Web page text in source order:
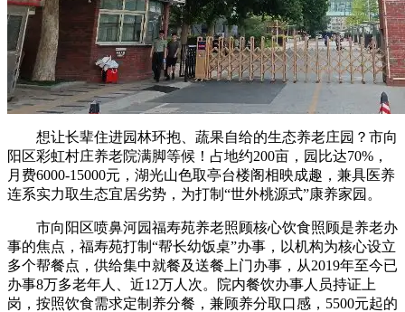
想让长辈住进园林环抱、蔬果自给的生态养老庄园？市向
阳区彩虹村庄养老院满脚等候！占地约200亩，园比达70%，
月费6000-15000元，湖光山色取亭台楼阁相映成趣，兼具医养
连系实力取生态宜居劣势，为打制“世外桃源式”康养家园。
市向阳区喷鼻河园福寿苑养老照顾核心饮食照顾是养老办
事的焦点，福寿苑打制“帮长幼饭桌”办事，以机构为核心设立
多个帮餐点，供给集中就餐及送餐上门办事，从2019年至今已
办事8万多老年人、近12万人次。院内餐饮办事人员持证上
岗，按照饮食需求定制养分餐，兼顾养分取口感，5500元起的